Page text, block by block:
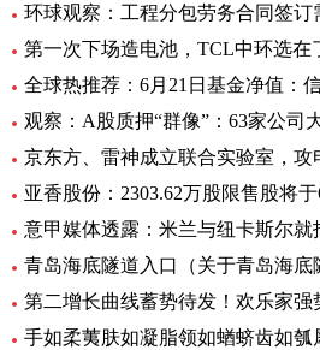
环球观察：工程分包劳务合同签订
第一次下场造电池，TCL中环选在
京东方、雷神成立联合实验室，